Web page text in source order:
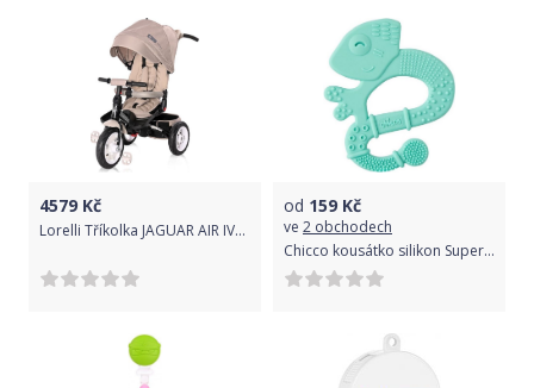
4579 Kč
Lorelli Tříkolka JAGUAR AIR IVORY NEW
od 159 Kč
ve 2 obchodech
Chicco kousátko silikon Super Soft Chameleon modrá